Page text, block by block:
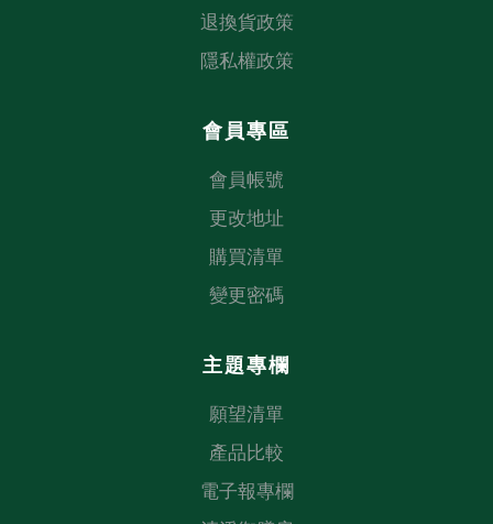
退換貨政策
隱私權政策
會員專區
會員帳號
更改地址
購買清單
變更密碼
主題專欄
願望清單
產品比較
電子報專欄